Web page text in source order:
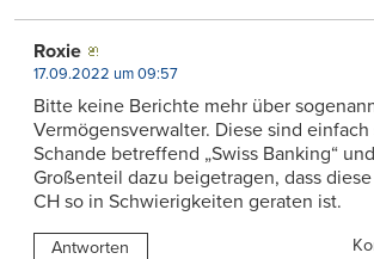
Roxie
17.09.2022 um 09:57
Bitte keine Berichte mehr über
Vermögensverwalter. Diese sind
Schande betreffend „Swiss Banking“
Großenteil dazu beigetragen, dass
CH so in Schwierigkeiten geraten ist.
Antworten